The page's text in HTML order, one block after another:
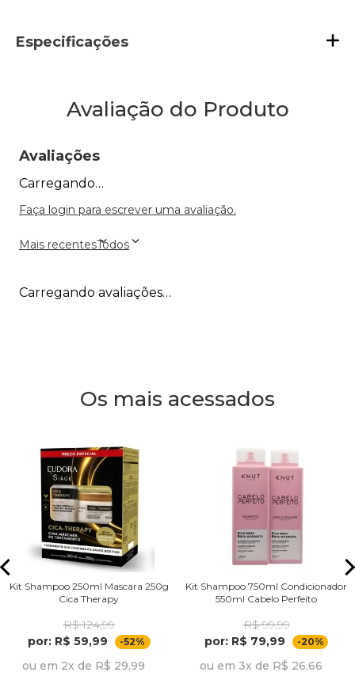
Especificações
Avaliação do Produto
Avaliações
Carregando…
Faça login para escrever uma avaliação.
Mais recentesTodos
Carregando avaliações…
Os mais acessados
Kit Shampoo 250ml Mascara 250g
Cica Therapy
R$ 124,99
por: R$ 59,99
-52%
ou em 2x de R$ 29,99
Kit Shampoo 750ml Condicionador
550ml Cabelo Perfeito
R$ 99,99
por: R$ 79,99
-20%
ou em 3x de R$ 26,66